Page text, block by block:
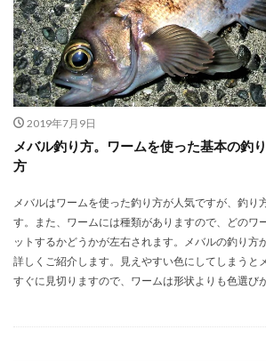
2019年7月9日
メバル釣り方。ワームを使った基本の釣
方
メバルはワームを使った釣り方が人気ですが、釣り
す。また、ワームには種類がありますので、どのワ
ットするかどうかが左右されます。メバルの釣り方
詳しくご紹介します。見えやすい色にしてしまうと
すぐに見切りますので、ワームは形状よりも色選び